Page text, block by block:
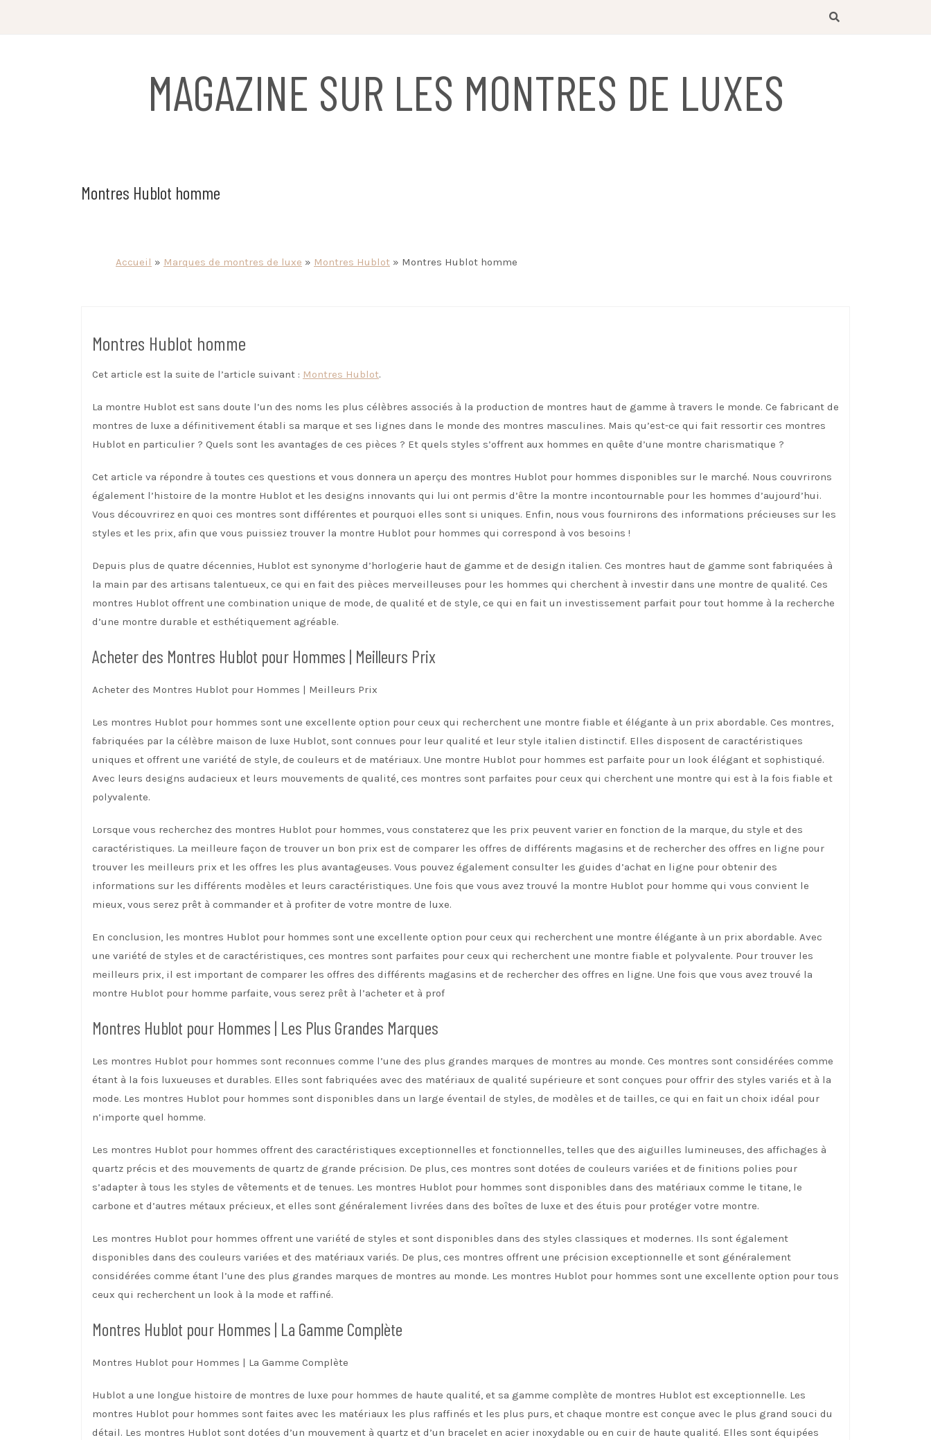
MAGAZINE SUR LES MONTRES DE LUXES
Montres Hublot homme
Accueil » Marques de montres de luxe » Montres Hublot » Montres Hublot homme
Montres Hublot homme
Cet article est la suite de l’article suivant : Montres Hublot.
La montre Hublot est sans doute l’un des noms les plus célèbres associés à la production de montres haut de gamme à travers le monde. Ce fabricant de
montres de luxe a définitivement établi sa marque et ses lignes dans le monde des montres masculines. Mais qu’est-ce qui fait ressortir ces montres
Hublot en particulier ? Quels sont les avantages de ces pièces ? Et quels styles s’offrent aux hommes en quête d’une montre charismatique ?
Cet article va répondre à toutes ces questions et vous donnera un aperçu des montres Hublot pour hommes disponibles sur le marché. Nous couvrirons
également l’histoire de la montre Hublot et les designs innovants qui lui ont permis d’être la montre incontournable pour les hommes d’aujourd’hui.
Vous découvrirez en quoi ces montres sont différentes et pourquoi elles sont si uniques. Enfin, nous vous fournirons des informations précieuses sur les
styles et les prix, afin que vous puissiez trouver la montre Hublot pour hommes qui correspond à vos besoins !
Depuis plus de quatre décennies, Hublot est synonyme d’horlogerie haut de gamme et de design italien. Ces montres haut de gamme sont fabriquées à
la main par des artisans talentueux, ce qui en fait des pièces merveilleuses pour les hommes qui cherchent à investir dans une montre de qualité. Ces
montres Hublot offrent une combination unique de mode, de qualité et de style, ce qui en fait un investissement parfait pour tout homme à la recherche
d’une montre durable et esthétiquement agréable.
Acheter des Montres Hublot pour Hommes | Meilleurs Prix
Acheter des Montres Hublot pour Hommes | Meilleurs Prix
Les montres Hublot pour hommes sont une excellente option pour ceux qui recherchent une montre fiable et élégante à un prix abordable. Ces montres,
fabriquées par la célèbre maison de luxe Hublot, sont connues pour leur qualité et leur style italien distinctif. Elles disposent de caractéristiques
uniques et offrent une variété de style, de couleurs et de matériaux. Une montre Hublot pour hommes est parfaite pour un look élégant et sophistiqué.
Avec leurs designs audacieux et leurs mouvements de qualité, ces montres sont parfaites pour ceux qui cherchent une montre qui est à la fois fiable et
polyvalente.
Lorsque vous recherchez des montres Hublot pour hommes, vous constaterez que les prix peuvent varier en fonction de la marque, du style et des
caractéristiques. La meilleure façon de trouver un bon prix est de comparer les offres de différents magasins et de rechercher des offres en ligne pour
trouver les meilleurs prix et les offres les plus avantageuses. Vous pouvez également consulter les guides d’achat en ligne pour obtenir des
informations sur les différents modèles et leurs caractéristiques. Une fois que vous avez trouvé la montre Hublot pour homme qui vous convient le
mieux, vous serez prêt à commander et à profiter de votre montre de luxe.
En conclusion, les montres Hublot pour hommes sont une excellente option pour ceux qui recherchent une montre élégante à un prix abordable. Avec
une variété de styles et de caractéristiques, ces montres sont parfaites pour ceux qui recherchent une montre fiable et polyvalente. Pour trouver les
meilleurs prix, il est important de comparer les offres des différents magasins et de rechercher des offres en ligne. Une fois que vous avez trouvé la
montre Hublot pour homme parfaite, vous serez prêt à l’acheter et à prof
Montres Hublot pour Hommes | Les Plus Grandes Marques
Les montres Hublot pour hommes sont reconnues comme l’une des plus grandes marques de montres au monde. Ces montres sont considérées comme
étant à la fois luxueuses et durables. Elles sont fabriquées avec des matériaux de qualité supérieure et sont conçues pour offrir des styles variés et à la
mode. Les montres Hublot pour hommes sont disponibles dans un large éventail de styles, de modèles et de tailles, ce qui en fait un choix idéal pour
n’importe quel homme.
Les montres Hublot pour hommes offrent des caractéristiques exceptionnelles et fonctionnelles, telles que des aiguilles lumineuses, des affichages à
quartz précis et des mouvements de quartz de grande précision. De plus, ces montres sont dotées de couleurs variées et de finitions polies pour
s’adapter à tous les styles de vêtements et de tenues. Les montres Hublot pour hommes sont disponibles dans des matériaux comme le titane, le
carbone et d’autres métaux précieux, et elles sont généralement livrées dans des boîtes de luxe et des étuis pour protéger votre montre.
Les montres Hublot pour hommes offrent une variété de styles et sont disponibles dans des styles classiques et modernes. Ils sont également
disponibles dans des couleurs variées et des matériaux variés. De plus, ces montres offrent une précision exceptionnelle et sont généralement
considérées comme étant l’une des plus grandes marques de montres au monde. Les montres Hublot pour hommes sont une excellente option pour tous
ceux qui recherchent un look à la mode et raffiné.
Montres Hublot pour Hommes | La Gamme Complète
Montres Hublot pour Hommes | La Gamme Complète
Hublot a une longue histoire de montres de luxe pour hommes de haute qualité, et sa gamme complète de montres Hublot est exceptionnelle. Les
montres Hublot pour hommes sont faites avec les matériaux les plus raffinés et les plus purs, et chaque montre est conçue avec le plus grand souci du
détail. Les montres Hublot sont dotées d’un mouvement à quartz et d’un bracelet en acier inoxydable ou en cuir de haute qualité. Elles sont équipées